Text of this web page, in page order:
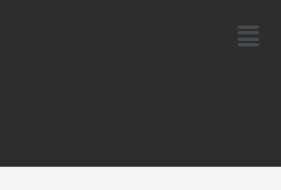
Menú